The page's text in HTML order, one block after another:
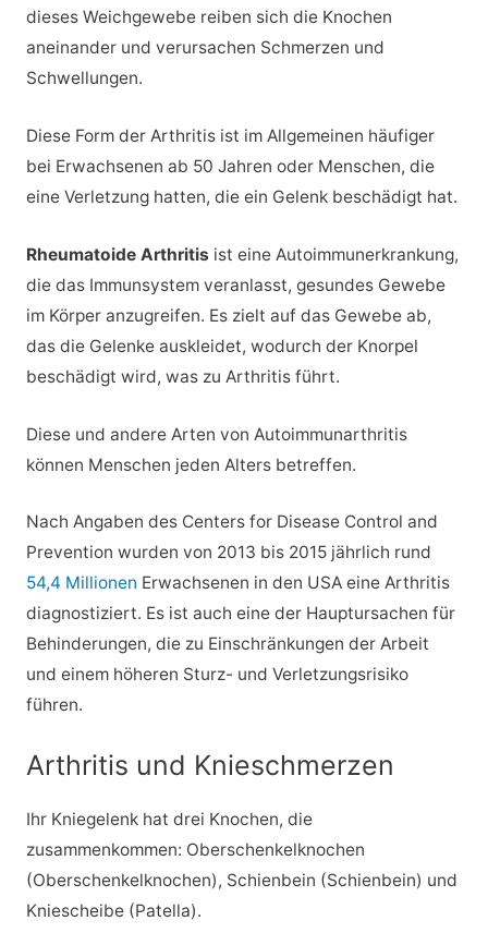
dieses Weichgewebe reiben sich die Knochen
aneinander und verursachen Schmerzen und
Schwellungen.
Diese Form der Arthritis ist im Allgemeinen häufiger
bei Erwachsenen ab 50 Jahren oder Menschen, die
eine Verletzung hatten, die ein Gelenk beschädigt hat.
Rheumatoide Arthritis ist eine Autoimmunerkrankung,
die das Immunsystem veranlasst, gesundes Gewebe
im Körper anzugreifen. Es zielt auf das Gewebe ab,
das die Gelenke auskleidet, wodurch der Knorpel
beschädigt wird, was zu Arthritis führt.
Diese und andere Arten von Autoimmunarthritis
können Menschen jeden Alters betreffen.
Nach Angaben des Centers for Disease Control and
Prevention wurden von 2013 bis 2015 jährlich rund
54,4 Millionen Erwachsenen in den USA eine Arthritis
diagnostiziert. Es ist auch eine der Hauptursachen für
Behinderungen, die zu Einschränkungen der Arbeit
und einem höheren Sturz- und Verletzungsrisiko
führen.
Arthritis und Knieschmerzen
Ihr Kniegelenk hat drei Knochen, die
zusammenkommen: Oberschenkelknochen
(Oberschenkelknochen), Schienbein (Schienbein) und
Kniescheibe (Patella).